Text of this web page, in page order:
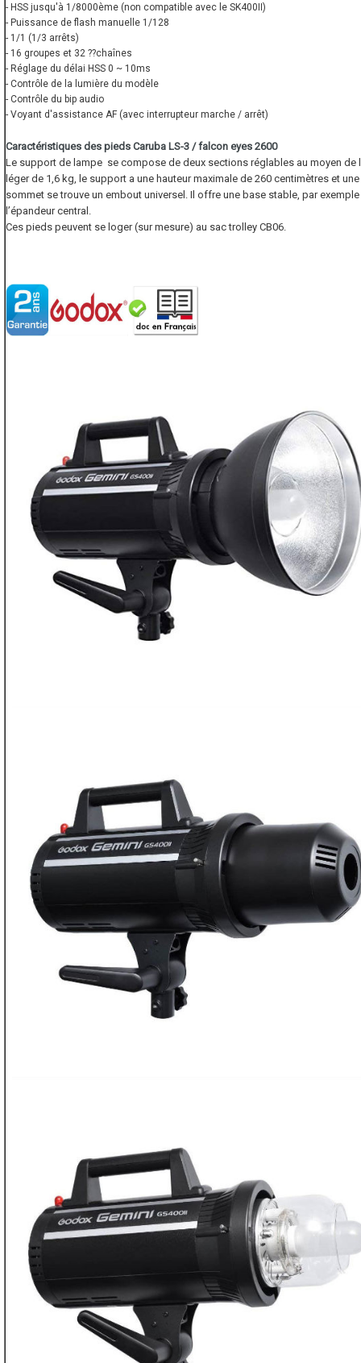
- HSS jusqu'à 1/8000ème (non compatible avec le SK400II)
- Puissance de flash manuelle 1/128
- 1/1 (1/3 arrêts)
- 16 groupes et 32 ??chaînes
- Réglage du délai HSS 0 ~ 10ms
- Contrôle de la lumière du modèle
- Contrôle du bip audio
- Voyant d'assistance AF (avec interrupteur marche / arrêt)
Caractéristiques des pieds Caruba LS-3 / falcon eyes 2600
Le support de lampe se compose de deux sections réglables au moyen
léger de 1,6 kg, le support a une hauteur maximale de 260 centimètres et
sommet se trouve un embout universel. Il offre une base stable, par
l’épandeur central.
Ces pieds peuvent se loger (sur mesure) au sac trolley CB06.